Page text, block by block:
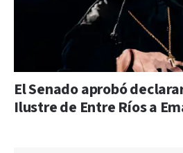
El Senado aprobó
Ilustre de Entre Ríos a